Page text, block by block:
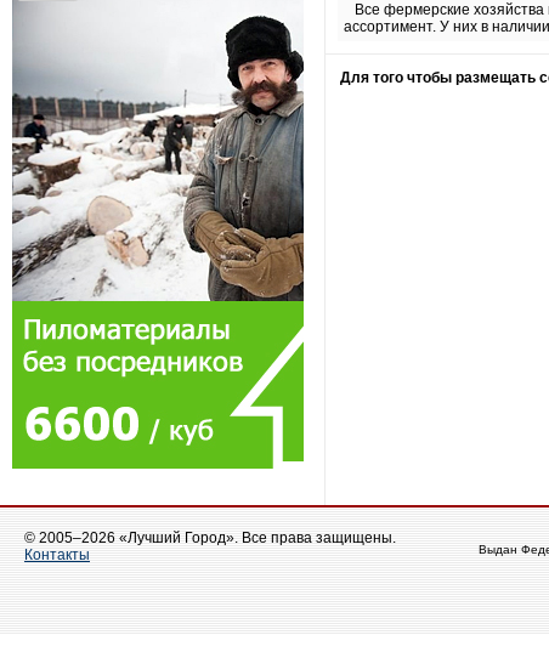
Все фермерские
ассортимент. У них в
Для того чтобы размещать
© 2005–2026 «Лучший Город». Все права защищены.
Контакты
Выдан